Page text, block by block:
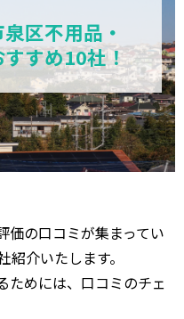
区不用品・
すめ10社！
価の口コミが集まってい
介いたします。
ためには、口コミのチェ